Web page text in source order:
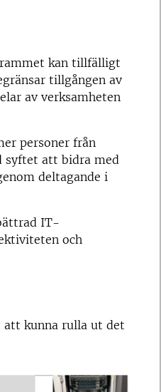
kan tillfälligt
tillgången av
av verksamheten
personer från
syftet att bidra med
deltagande i
IT-
och
att kunna rulla ut det